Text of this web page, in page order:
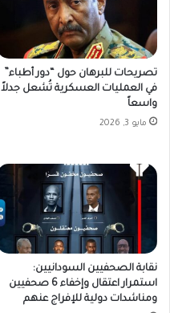
تصريحات للبرهان حول “دور أطباء”
في العمليات العسكرية تُشعل جدلاً
واسعاً
مايو 3, 2026
نقابة الصحفيين السودانيين:
استمرار اعتقال وإخفاء 6 صحفيين
ومناشدات دولية للإفراج عنهم